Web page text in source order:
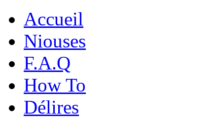
Accueil
Niouses
F.A.Q
How To
Délires